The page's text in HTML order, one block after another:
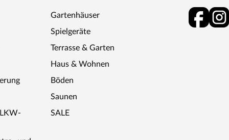
Im Rahmen der Verlegung solltest Du
sollten 10 cm Abstand bleiben
sein - diese sollte aus ca. 40 mm dicken
verlegt werden
Gartenhäuser
Spielgeräte
Terrasse & Garten
Haus & Wohnen
Böden
Saunen
SALE